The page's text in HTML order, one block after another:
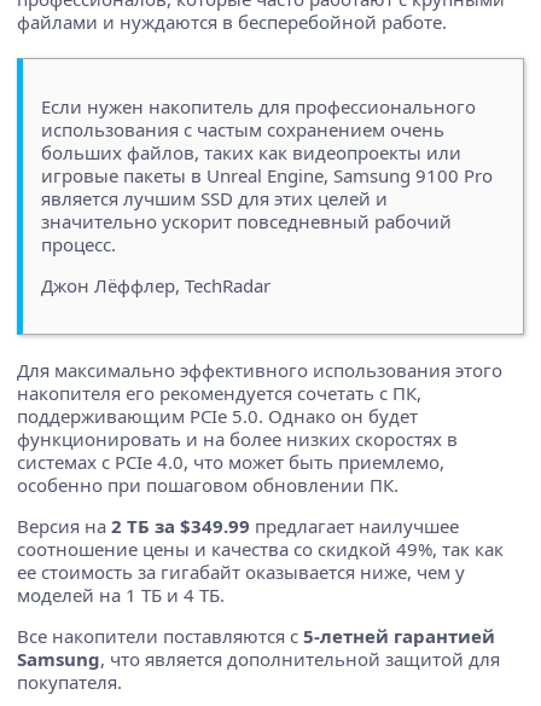
файлами и нуждаются в бесперебойной работе.
Если нужен накопитель для профессионального
использования с частым сохранением очень
больших файлов, таких как видеопроекты или
игровые пакеты в Unreal Engine, Samsung 9100 Pro
является лучшим SSD для этих целей и
значительно ускорит повседневный рабочий
процесс.
Джон Лёффлер, TechRadar
Для максимально эффективного использования этого
накопителя его рекомендуется сочетать с ПК,
поддерживающим PCIe 5.0. Однако он будет
функционировать и на более низких скоростях в
системах с PCIe 4.0, что может быть приемлемо,
особенно при пошаговом обновлении ПК.
Версия на 2 ТБ за $349.99 предлагает наилучшее
соотношение цены и качества со скидкой 49%, так как
ее стоимость за гигабайт оказывается ниже, чем у
моделей на 1 ТБ и 4 ТБ.
Все накопители поставляются с 5-летней гарантией
Samsung, что является дополнительной защитой для
покупателя.